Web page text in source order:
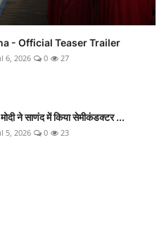
- Official Teaser Trailer
6, 2026 0 27
ने साणंद में किया सेमीकंडक्टर ...
5, 2026 0 23